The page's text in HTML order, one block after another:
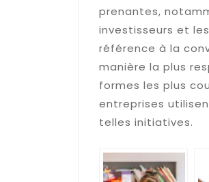
prenantes,
investisseurs et
référence à la
manière la plus
formes les plus
entreprises
telles initiatives.